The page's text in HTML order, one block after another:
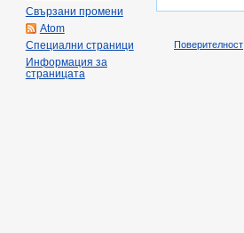
Свързани промени
Atom
Специални страници
Информация за
страницата
Поверителност